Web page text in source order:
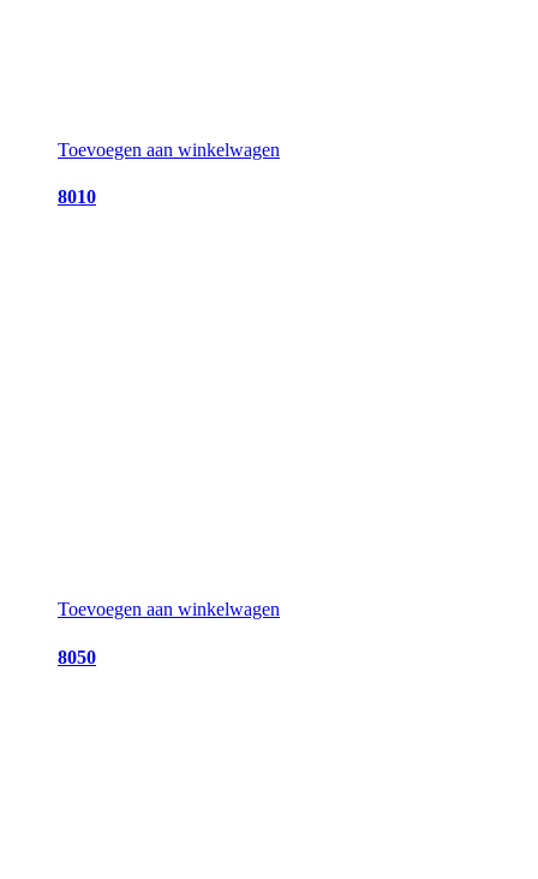
Toevoegen aan winkelwagen
8010
Toevoegen aan winkelwagen
8050